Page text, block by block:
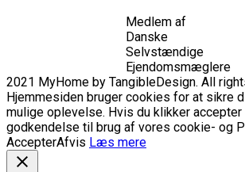
Medlem af
Danske
Selvstændige
Ejendomsmæglere
2021 MyHome by TangibleDesign. All
Hjemmesiden bruger cookies for at sikre
mulige oplevelse. Hvis du klikker accepter
godkendelse til brug af vores cookie- og
AccepterAfvis Læs mere